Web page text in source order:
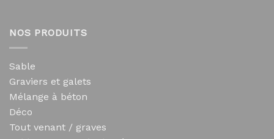
NOS PRODUITS
Sable
Graviers et galets
Mélange à béton
Déco
Tout venant / graves